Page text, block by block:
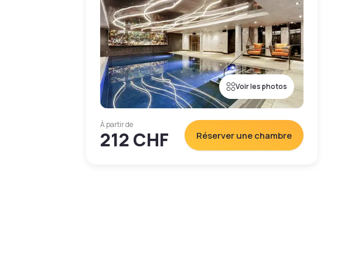
Voir les photos
À partir de
212 CHF Réserver une chambre